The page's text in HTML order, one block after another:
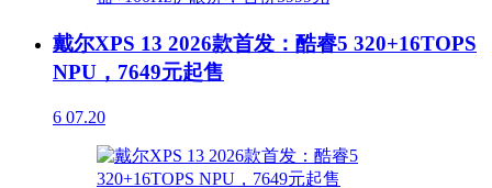
戴尔XPS 13 2026款首发：酷睿5 320+16TOPS
NPU，7649元起售
6 07.20